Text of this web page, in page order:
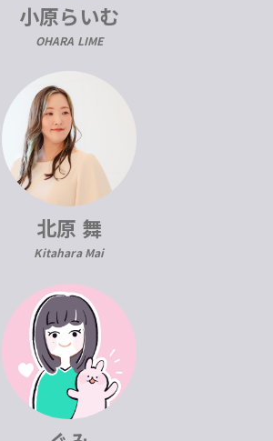
小原らいむ
OHARA LIME
北原 舞
Kitahara Mai